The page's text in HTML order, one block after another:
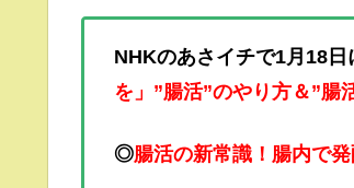
NHKのあさイチで1月18日
を」”腸活”のやり方＆”腸
◎腸活の新常識！腸内で